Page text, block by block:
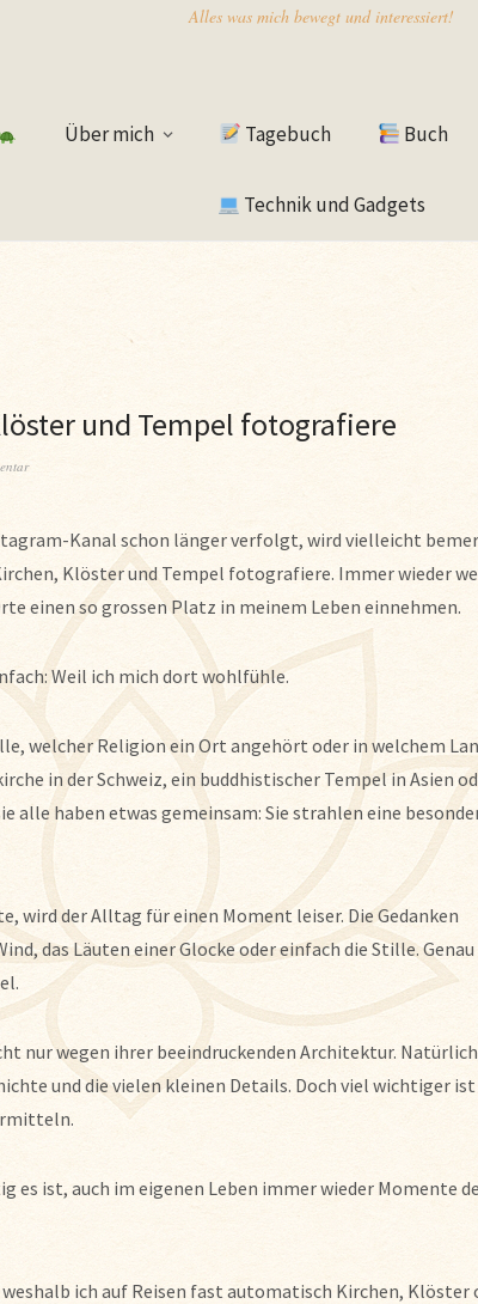
Alles was mich bewegt und interessiert!
Über mich Tagebuch Buch
Technik und Gadgets
und Tempel fotografiere
Kanal schon länger verfolgt, wird vielleicht
Klöster und Tempel fotografiere. Immer wieder
einen so grossen Platz in meinem Leben einnehmen.
Weil ich mich dort wohlfühle.
welcher Religion ein Ort angehört oder in welchem
in der Schweiz, ein buddhistischer Tempel in Asien
alle haben etwas gemeinsam: Sie strahlen eine
wird der Alltag für einen Moment leiser. Die Gedanken
das Läuten einer Glocke oder einfach die Stille. Genau
nur wegen ihrer beeindruckenden Architektur. Natürlich
und die vielen kleinen Details. Doch viel wichtiger
es ist, auch im eigenen Leben immer wieder Momente
ich auf Reisen fast automatisch Kirchen, Klöster